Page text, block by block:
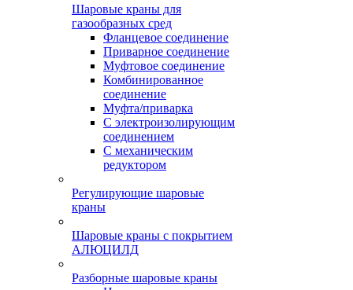
Шаровые краны для
газообразных сред
Фланцевое соединение
Приварное соединение
Муфтовое соединение
Комбинированное
соединение
Муфта/приварка
С электроизолирующим
соединением
С механическим
редуктором
Регулирующие шаровые
краны
Шаровые краны с покрытием
АЛЮЦИЛД
Разборные шаровые краны